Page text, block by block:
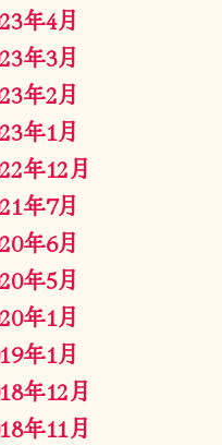
年4月
年3月
年2月
年1月
年12月
年7月
年6月
年5月
年1月
年1月
年12月
年11月